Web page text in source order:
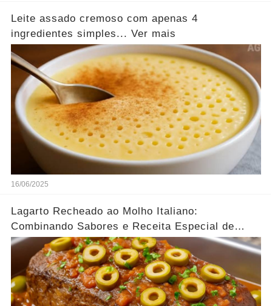
Leite assado cremoso com apenas 4
ingredientes simples... Ver mais
16/06/2025
Lagarto Recheado ao Molho Italiano:
Combinando Sabores e Receita Especial de
família